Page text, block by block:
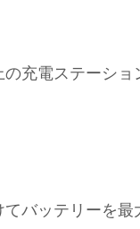
充電ステーシ
バッテリーを